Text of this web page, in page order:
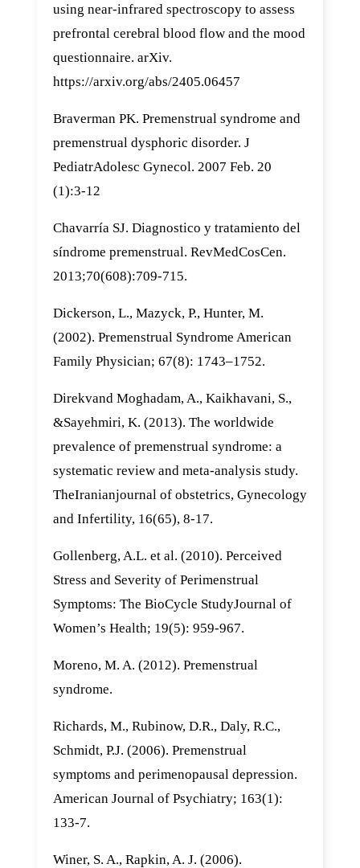
using near-infrared spectroscopy to assess
prefrontal cerebral blood flow and the mood
questionnaire. arXiv.
https://arxiv.org/abs/2405.06457
Braverman PK. Premenstrual syndrome and
premenstrual dysphoric disorder. J
PediatrAdolesc Gynecol. 2007 Feb. 20
(1):3-12
Chavarría SJ. Diagnostico y tratamiento del
síndrome premenstrual. RevMedCosCen.
2013;70(608):709-715.
Dickerson, L., Mazyck, P., Hunter, M.
(2002). Premenstrual Syndrome American
Family Physician; 67(8): 1743–1752.
Direkvand Moghadam, A., Kaikhavani, S.,
&Sayehmiri, K. (2013). The worldwide
prevalence of premenstrual syndrome: a
systematic review and meta-analysis study.
TheIranianjournal of obstetrics, Gynecology
and Infertility, 16(65), 8-17.
Gollenberg, A.L. et al. (2010). Perceived
Stress and Severity of Perimenstrual
Symptoms: The BioCycle StudyJournal of
Women’s Health; 19(5): 959-967.
Moreno, M. A. (2012). Premenstrual
syndrome.
Richards, M., Rubinow, D.R., Daly, R.C.,
Schmidt, P.J. (2006). Premenstrual
symptoms and perimenopausal depression.
American Journal of Psychiatry; 163(1):
133-7.
Winer, S. A., Rapkin, A. J. (2006).